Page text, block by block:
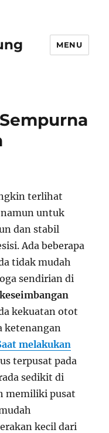
MENU
terlihat
namun untuk
dan stabil
Ada beberapa
tidak mudah
sendirian di
keseimbangan
kekuatan otot
ketenangan
melakukan
terpusat pada
sedikit di
memiliki pusat
kecil dari